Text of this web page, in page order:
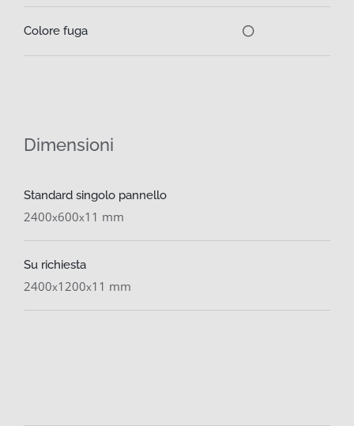
Colore fuga
Dimensioni
Standard singolo pannello
2400x600x11 mm
Su richiesta
2400x1200x11 mm